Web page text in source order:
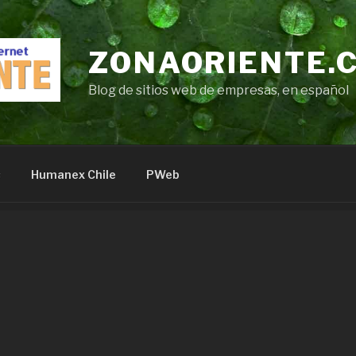
Blog de sitios web de empresas, en español
Humanex Chile PWeb